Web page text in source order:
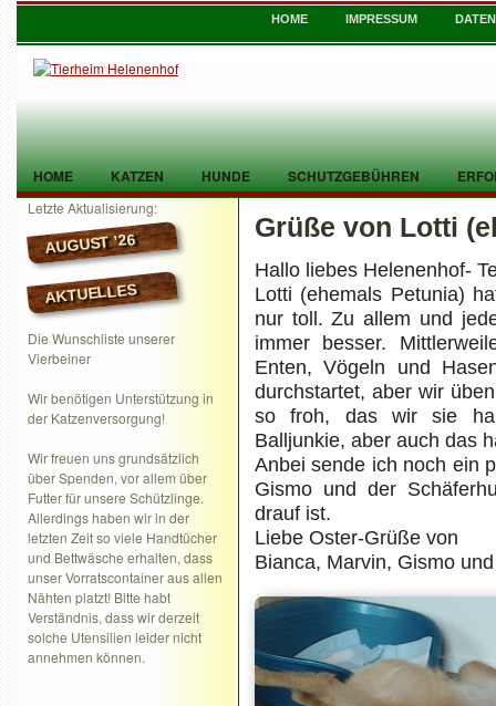
HOME IMPRESSUM
HOME KATZEN HUNDE SCHUTZGEBÜHREN
TIER GEFUNDEN KONTAKT
Letzte Aktualisierung:
AUGUST ’26
AKTUELLES
Die Wunschliste unserer
Vierbeiner
Wir benötigen Unterstützung in
der Katzenversorgung!
Wir freuen uns grundsätzlich
über Spenden, vor allem über
Futter für unsere Schützlinge.
Allerdings haben wir in der
letzten Zeit so viele Handtücher
und Bettwäsche erhalten, dass
unser Vorratscontainer aus allen
Nähten platzt! Bitte habt
Verständnis, dass wir derzeit
solche Utensilien leider nicht
annehmen können.
Grüße von Lotti
Hallo liebes Helenenhof-
Lotti (ehemals Petunia)
nur toll. Zu allem und
immer besser.
Enten, Vögeln und
durchstartet, aber wir
so froh, das wir sie
Balljunkie, aber auch das
Anbei sende ich noch ein
Gismo und der
drauf ist.
Liebe Oster-Grüße von
Bianca, Marvin, Gismo